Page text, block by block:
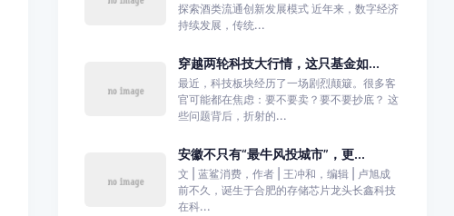
探索酒类流通创新发展模式 近年来，数字经济
持续发展，传统...
穿越两轮科技大行情，这只基金如...
最近，科技板块经历了一场剧烈颠簸。很多客
官可能都在焦虑：要不要卖？要不要抄底？ 这
些问题背后，折射的...
安徽不只有“最牛风投城市”，更...
文 | 蓝鲨消费，作者 | 王冲和，编辑 | 卢旭成
前不久，诞生于合肥的存储芯片龙头长鑫科技
在科...